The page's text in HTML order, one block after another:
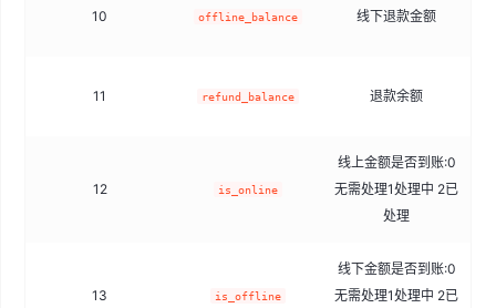
10 offline_balance 线下退款金额
11 refund_balance 退款余额
12 is_online
线上金额是否到账:0
无需处理1处理中 2已
处理
13 is_offline
线下金额是否到账:0
无需处理1处理中 2已